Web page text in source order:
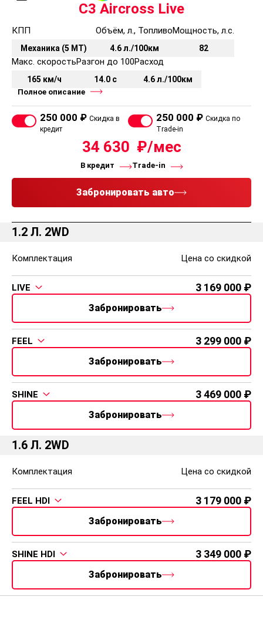
C3 Aircross Live
КПП
Механика (5 MT)
Объём, л., Топливо
4.6 л./100км
Мощность, л.с.
82
Макс. скорость
165 км/ч
Разгон до 100
14.0 с
Расход
4.6 л./100км
Полное описание
250 000 ₽ Скидка в
кредит
250 000 ₽ Скидка по
Trade-in
34 630
В кредит Trade-in
Забронировать авто
1.2 Л. 2WD
Комплектация Цена со скидкой
LIVE 3 169 000
Забронировать
FEEL 3 299 000
Забронировать
SHINE 3 469 000
Забронировать
1.6 Л. 2WD
Комплектация Цена со скидкой
FEEL HDI 3 179 000
Забронировать
SHINE HDI 3 349 000
Забронировать